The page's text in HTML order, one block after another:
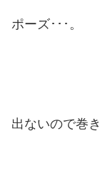
ポーズ･･･。
出ないので巻